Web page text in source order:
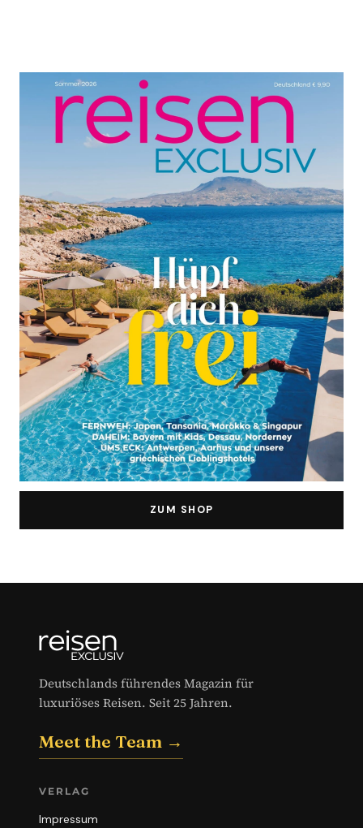
ZUM SHOP
Deutschlands führendes Magazin für
luxuriöses Reisen. Seit 25 Jahren.
Meet the Team →
VERLAG
Impressum